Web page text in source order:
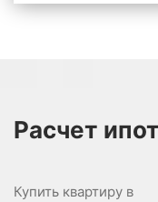
Расчет
Купить квартиру в